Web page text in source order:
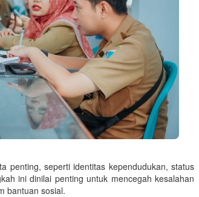
penting, seperti identitas kependudukan, status
ini dinilai penting untuk mencegah kesalahan
bantuan sosial.